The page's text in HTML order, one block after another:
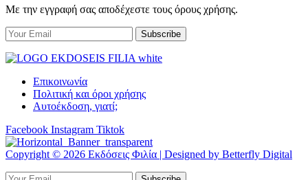
Με την εγγραφή σας αποδέχεστε τους όρους χρήσης.
Επικοινωνία
Πολιτική και όροι χρήσης
Αυτοέκδοση, γιατί;
Facebook Instagram Tiktok
Copyright © 2026 Εκδόσεις Φιλία | Designed by Betterfly Digital